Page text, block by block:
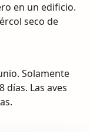
en un edificio.
seco de
Solamente
días. Las aves